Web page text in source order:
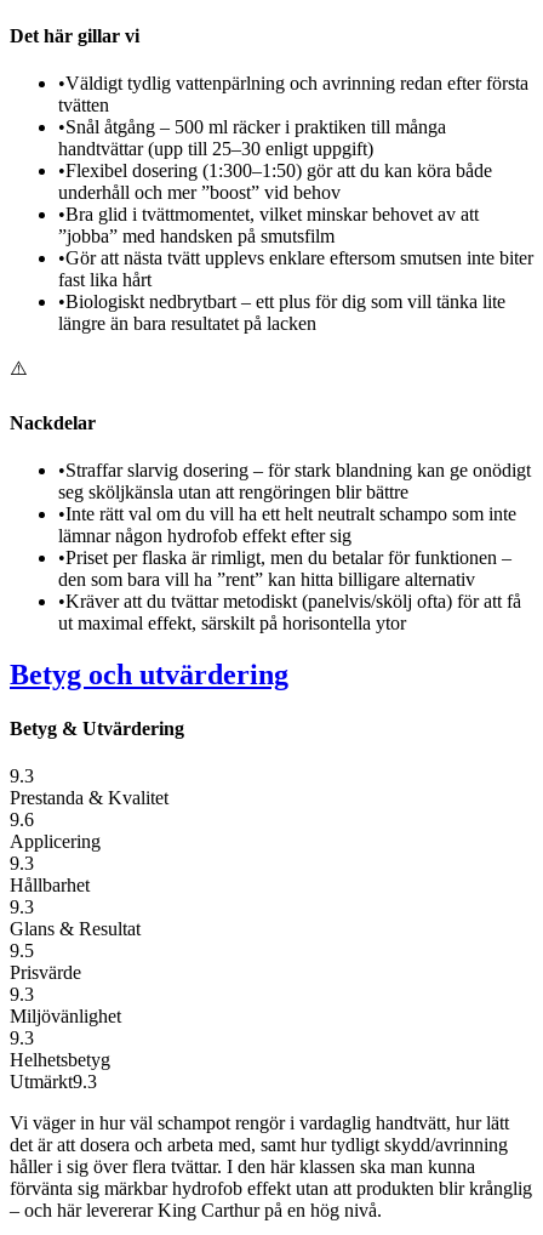
Det här gillar vi
•Väldigt tydlig vattenpärlning och avrinning redan efter första
tvätten
•Snål åtgång – 500 ml räcker i praktiken till många
handtvättar (upp till 25–30 enligt uppgift)
•Flexibel dosering (1:300–1:50) gör att du kan köra både
underhåll och mer ”boost” vid behov
•Bra glid i tvättmomentet, vilket minskar behovet av att
”jobba” med handsken på smutsfilm
•Gör att nästa tvätt upplevs enklare eftersom smutsen inte biter
fast lika hårt
•Biologiskt nedbrytbart – ett plus för dig som vill tänka lite
längre än bara resultatet på lacken
⚠️
Nackdelar
•Straffar slarvig dosering – för stark blandning kan ge onödigt
seg sköljkänsla utan att rengöringen blir bättre
•Inte rätt val om du vill ha ett helt neutralt schampo som inte
lämnar någon hydrofob effekt efter sig
•Priset per flaska är rimligt, men du betalar för funktionen –
den som bara vill ha ”rent” kan hitta billigare alternativ
•Kräver att du tvättar metodiskt (panelvis/skölj ofta) för att få
ut maximal effekt, särskilt på horisontella ytor
Betyg och utvärdering
Betyg & Utvärdering
9.3
Prestanda & Kvalitet
9.6
Applicering
9.3
Hållbarhet
9.3
Glans & Resultat
9.5
Prisvärde
9.3
Miljövänlighet
9.3
Helhetsbetyg
Utmärkt9.3
Vi väger in hur väl schampot rengör i vardaglig handtvätt, hur lätt
det är att dosera och arbeta med, samt hur tydligt skydd/avrinning
håller i sig över flera tvättar. I den här klassen ska man kunna
förvänta sig märkbar hydrofob effekt utan att produkten blir krånglig
– och här levererar King Carthur på en hög nivå.